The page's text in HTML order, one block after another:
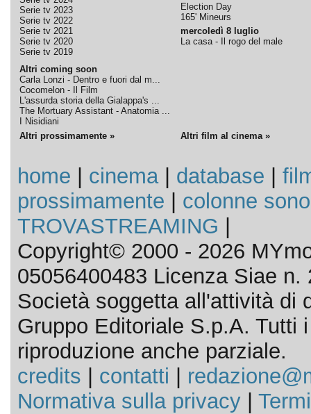
Serie tv 2023
Serie tv 2022
Serie tv 2021
Serie tv 2020
Serie tv 2019
Altri coming soon
Carla Lonzi - Dentro e fuori dal m...
Cocomelon - Il Film
L'assurda storia della Gialappa's ...
The Mortuary Assistant - Anatomia ...
I Nisidiani
Election Day
165' Mineurs
mercoledì 8 luglio
La casa - Il rogo del male
Altri prossimamente » Altri film al cinema »
home cinema| database
prossimamente
colonne
TROVASTREAMING
Copyright© 2000 - 2026
05056400483 Licenza Siae n.
Società soggetta all'attività di
Gruppo Editoriale S.p.A. Tutti
riproduzione anche parziale.
credits
contatti
Normativa sulla privacy|